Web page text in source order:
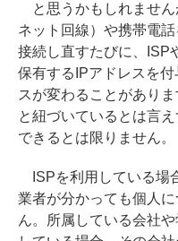
と思うかもしれません
ネット回線）や携帯電
接続し直すたびに、ISP
保有するIPアドレスを
スが変わることがあり
と紐づいているとは言
できるとは限りません。
ISPを利用している場
業者が分かっても個人
ん。所属している会社